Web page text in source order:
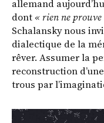
allemand
dont « rien ne prouve
Schalansky nous
dialectique de la
rêver. Assumer la
reconstruction
trous par